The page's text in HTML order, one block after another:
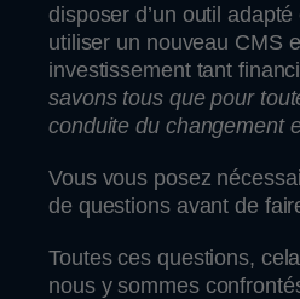
disposer d’un outil
utiliser un nouveau CMS
investissement tant
savons tous que pour
conduite du changement
Vous vous posez
de questions avant de
Toutes ces questions,
nous y sommes